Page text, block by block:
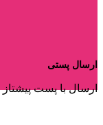
ارسال پستی
ارسال با پست پیشتاز